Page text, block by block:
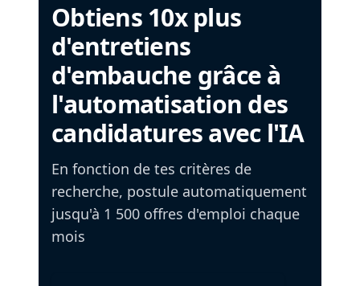
Obtiens 10x plus
d'entretiens
d'embauche grâce à
l'automatisation des
candidatures avec l'IA
En fonction de tes critères de
recherche, postule automatiquement
jusqu'à 1 500 offres d'emploi chaque
mois